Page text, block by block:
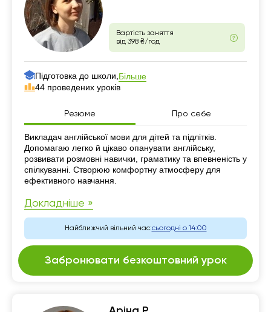
Вартість заняття
від 398 ₴/год
Підготовка до школи, Більше
44 проведених уроків
Резюме Про себе
Резюме
Викладач англійської мови для дітей та підлітків.
Допомагаю легко й цікаво опанувати англійську,
розвивати розмовні навички, граматику та впевненість у
спілкуванні. Створюю комфортну атмосферу для
ефективного навчання.
Докладніше »
Найближчий вільний час:сьогодні о 14:00
Забронювати безкоштовний урок